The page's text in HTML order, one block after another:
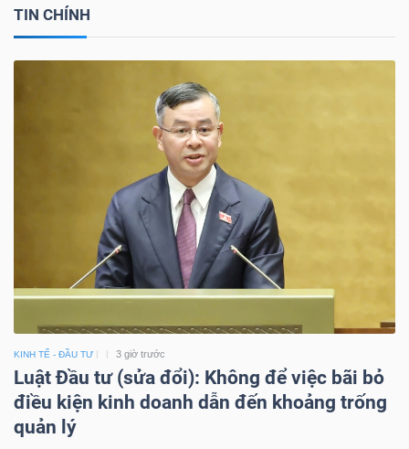
TIN CHÍNH
KINH TẾ - ĐẦU TƯ 3 giờ trước
Luật Đầu tư (sửa đổi): Không để việc bãi bỏ
điều kiện kinh doanh dẫn đến khoảng trống
quản lý